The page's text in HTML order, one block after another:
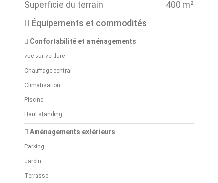
Superficie du terrain
400 m²
Équipements et commodités
Confortabilité et aménagements
vue sur verdure
Chauffage central
Climatisation
Piscine
Haut standing
Aménagements extérieurs
Parking
Jardin
Terrasse